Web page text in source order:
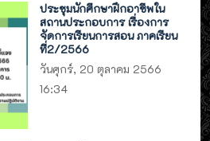
ประชุมนักศึกษาฝึกอาชีพใน
สถานประกอบการ เรื่องการ
จัดการเรียนการสอน ภาคเรียน
ที่2/2566
วันศุกร์, 20 ตุลาคม 2566
16:34